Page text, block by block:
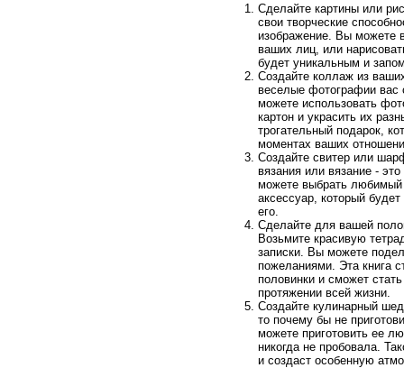
Сделайте картины или
свои творческие
изображение. Вы можете
ваших лиц, или
будет уникальным и
Создайте коллаж из
веселые фотографии вас
можете использовать
картон и украсить их
трогательный подарок,
моментах ваших
Создайте свитер или
вязания или вязание -
можете выбрать любимый
аксессуар, который
его.
Сделайте для вашей
Возьмите красивую
записки. Вы можете
пожеланиями. Эта книга
половинки и сможет
протяжении всей жизни.
Создайте кулинарный
то почему бы не
можете приготовить ее
никогда не пробовала.
и создаст особенную